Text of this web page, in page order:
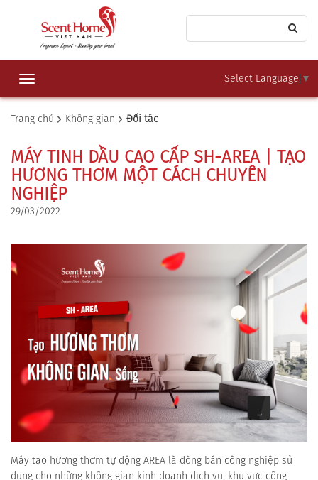
Select Language ▼
Toggle
navigation
Trang chủ Không gian Đối tác
MÁY TINH DẦU CAO CẤP SH-AREA | TẠO
HƯƠNG THƠM MỘT CÁCH CHUYÊN
NGHIỆP
29/03/2022
Máy tạo hương thơm tự động AREA là dòng bán công nghiệp sử
dụng cho những không gian kinh doanh dịch vụ, khu vực công